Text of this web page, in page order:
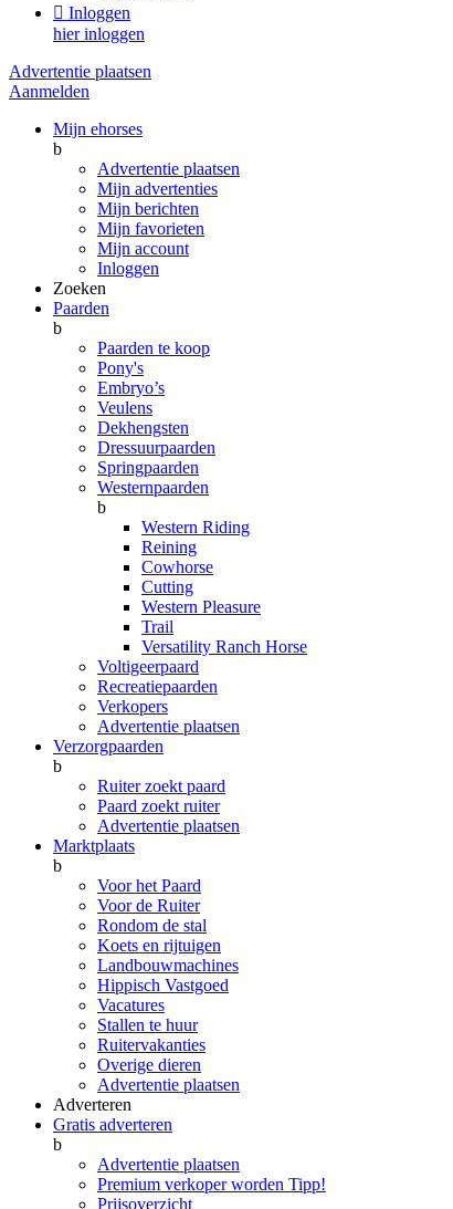
 Inloggen
hier inloggen
Advertentie plaatsen
Aanmelden
Mijn ehorses
b
Advertentie plaatsen
Mijn advertenties
Mijn berichten
Mijn favorieten
Mijn account
Inloggen
Zoeken
Paarden
b
Paarden te koop
Pony's
Embryo’s
Veulens
Dekhengsten
Dressuurpaarden
Springpaarden
Westernpaarden
b
Western Riding
Reining
Cowhorse
Cutting
Western Pleasure
Trail
Versatility Ranch Horse
Voltigeerpaard
Recreatiepaarden
Verkopers
Advertentie plaatsen
Verzorgpaarden
b
Ruiter zoekt paard
Paard zoekt ruiter
Advertentie plaatsen
Marktplaats
b
Voor het Paard
Voor de Ruiter
Rondom de stal
Koets en rijtuigen
Landbouwmachines
Hippisch Vastgoed
Vacatures
Stallen te huur
Ruitervakanties
Overige dieren
Advertentie plaatsen
Adverteren
Gratis adverteren
b
Advertentie plaatsen
Premium verkoper worden Tipp!
Prijsoverzicht